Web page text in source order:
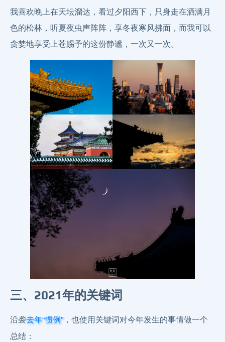
我喜欢晚上在天坛溜达，看过夕阳西下，只身走在洒满月
色的松林，听夏夜虫声阵阵，享冬夜寒风拂面，而我可以
贪婪地享受上苍赐予的这份静谧，一次又一次。
三、2021年的关键词
沿袭去年“惯例”，也使用关键词对今年发生的事情做一个
总结：